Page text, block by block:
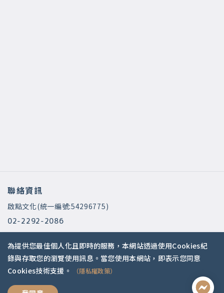
聯絡資訊
啟點文化(統一編號:54296775)
02-2292-2086
service@koob.com.tw
服務時間
週一至週五 10:00-18:00
國定假日公休
為提供您最佳個人化且即時的服務，本網站透過使用Cookies紀
錄與存取您的瀏覽使用訊息。當您使用本網站，即表示您同意
Cookies技術支援。
（隱私權政策）